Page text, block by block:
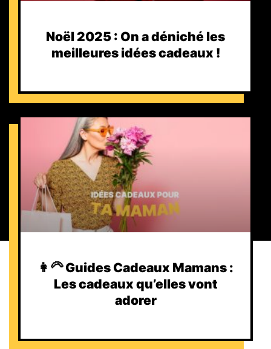
Noël 2025 : On a déniché les
meilleures idées cadeaux !
👩‍🦳 Guides Cadeaux Mamans :
Les cadeaux qu’elles vont
adorer